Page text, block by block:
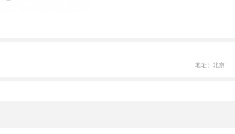
地址：北京